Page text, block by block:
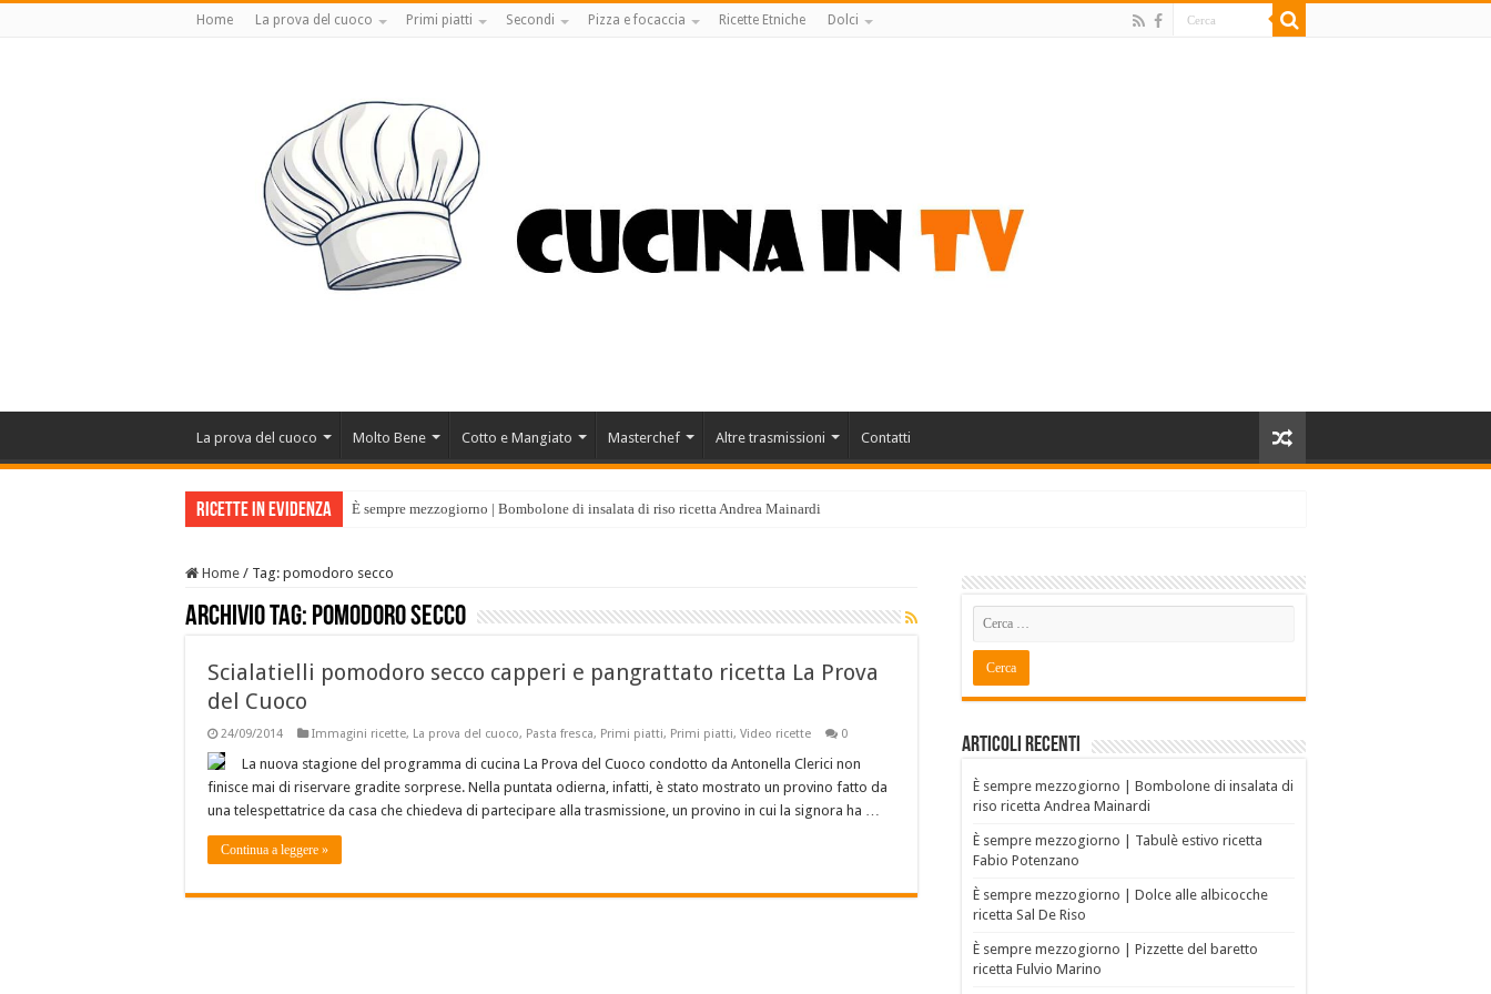
Home La prova del cuoco Primi piatti Secondi Pizza e focaccia Ricette Etniche Dolci
La prova del cuoco Molto Bene Cotto e Mangiato Masterchef Altre trasmissioni Contatti
Ricette in evidenza È sempre mezzogiorno | Bombolone di insalata di riso ricetta Andrea Mainardi
Home / Tag: pomodoro secco
Archivio tag: pomodoro secco
Scialatielli pomodoro secco capperi e pangrattato ricetta La Prova
del Cuoco
24/09/2014 Immagini ricette, La prova del cuoco, Pasta fresca, Primi piatti, Primi piatti, Video ricette 0
La nuova stagione del programma di cucina La Prova del Cuoco condotto da Antonella Clerici non
finisce mai di riservare gradite sorprese. Nella puntata odierna, infatti, è stato mostrato un provino fatto da
una telespettatrice da casa che chiedeva di partecipare alla trasmissione, un provino in cui la signora ha …
Continua a leggere »
Articoli recenti
È sempre mezzogiorno | Bombolone di insalata di
riso ricetta Andrea Mainardi
È sempre mezzogiorno | Tabulè estivo ricetta
Fabio Potenzano
È sempre mezzogiorno | Dolce alle albicocche
ricetta Sal De Riso
È sempre mezzogiorno | Pizzette del baretto
ricetta Fulvio Marino